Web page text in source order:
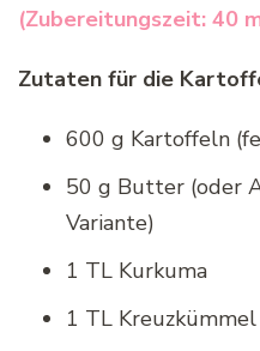
(Zubereitungszeit: 40
Zutaten für die
600 g Kartoffeln
50 g Butter (oder
Variante)
1 TL Kurkuma
1 TL Kreuzkümmel